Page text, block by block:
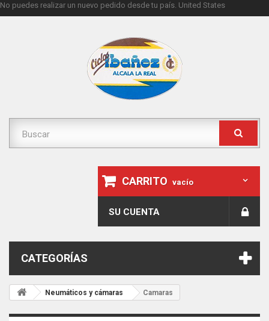
No puedes realizar un nuevo pedido desde tu país. United States
CARRITO vacío
SU CUENTA
CATEGORÍAS
Neumáticos y cámaras Camaras